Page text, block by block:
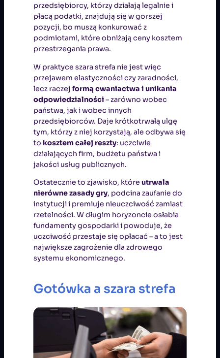
przedsiębiorcy, którzy działają legalnie i
płacą podatki, znajdują się w gorszej
pozycji, bo muszą konkurować z
podmiotami, które obniżają ceny kosztem
przestrzegania prawa.
W praktyce szara strefa nie jest więc
przejawem elastyczności czy zaradności,
lecz raczej formą cwaniactwa i unikania
odpowiedzialności – zarówno wobec
państwa, jak i wobec innych
przedsiębiorców. Daje krótkotrwałą ulgę
tym, którzy z niej korzystają, ale odbywa się
to kosztem całej reszty: uczciwie
działających firm, budżetu państwa i
jakości usług publicznych.
Ostatecznie to zjawisko, które utrwala
nierówne zasady gry, podcina zaufanie do
instytucji i premiuje nieuczciwość zamiast
rzetelności. W długim horyzoncie osłabia
fundamenty gospodarki i powoduje, że
uczciwość przestaje się opłacać – a to jest
największe zagrożenie dla zdrowego
systemu ekonomicznego.
Gotówka a szara strefa